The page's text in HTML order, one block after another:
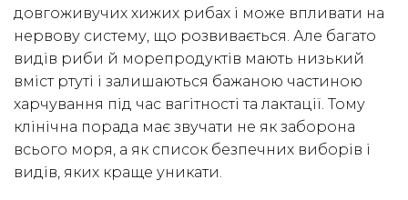
довгоживучих хижих рибах і може впливати на
нервову систему, що розвивається. Але багато
видів риби й морепродуктів мають низький
вміст ртуті і залишаються бажаною частиною
харчування під час вагітності та лактації. Тому
клінічна порада має звучати не як заборона
всього моря, а як список безпечних виборів і
видів, яких краще уникати.